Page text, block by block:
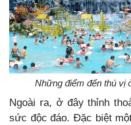
Những điểm đến thú vị
Ngoài ra, ở đây thỉnh
sức độc đáo. Đặc biệt